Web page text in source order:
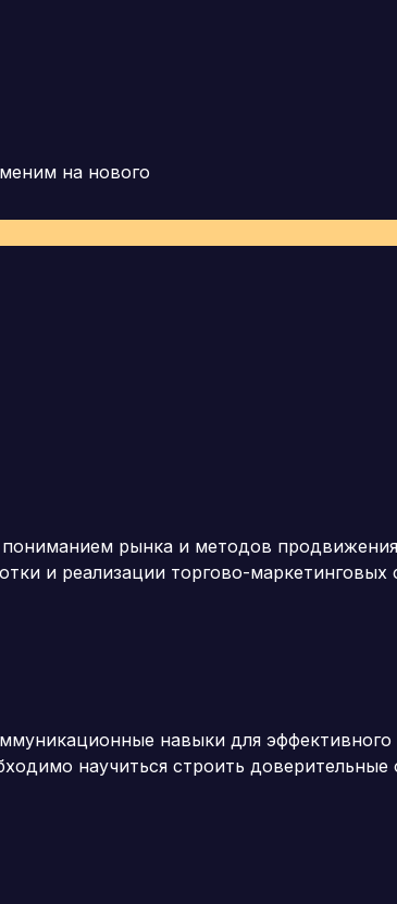
на нового
рынка и методов
и реализации торгово-маркетинговых
навыки для
научиться строить